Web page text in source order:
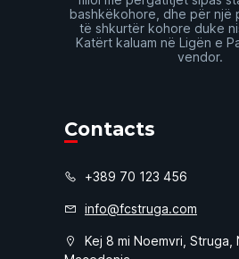
bashkëkohore, dhe për një
të shkurtër kohore duke
Katërt kaluam në Ligën e
vendor.
Contacts
+389 70 123 456
info@fcstruga.com
Kej 8 mi Noemvri, Struga,